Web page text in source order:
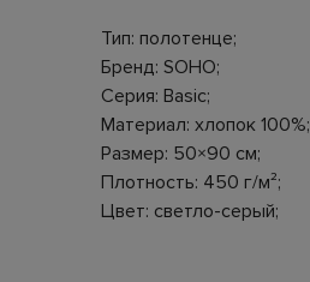
Тип: полотенце;
Бренд: SOHO;
Серия: Basic;
Материал: хлопок 100%;
Размер: 50×90 см;
Плотность: 450 г/м²;
Цвет: светло-серый;